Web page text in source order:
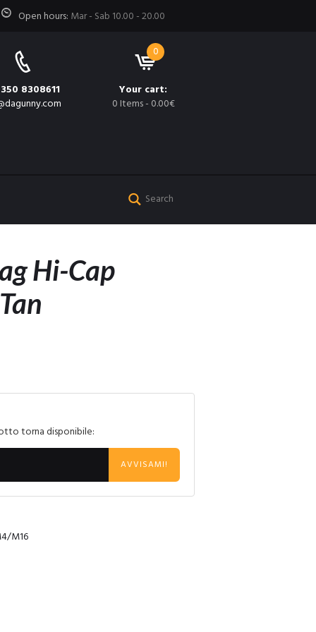
Open hours: Mar - Sab 10.00 - 20.00
8308611
0
Your cart:
0 Items- 0.00€
Hi-Cap
torna disponibile:
AVVISAMI!
M16